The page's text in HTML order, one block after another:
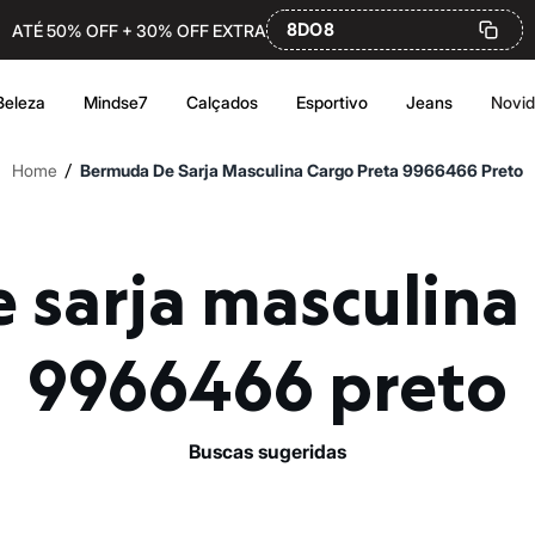
ATÉ 50% OFF + 30% OFF EXTRA 8DO8
Mindse7 Calçados Esportivo Jeans
Home / Bermuda De Sarja Masculina Cargo Preta 9966466 Preto
9966466 preto
buscas sugeridas